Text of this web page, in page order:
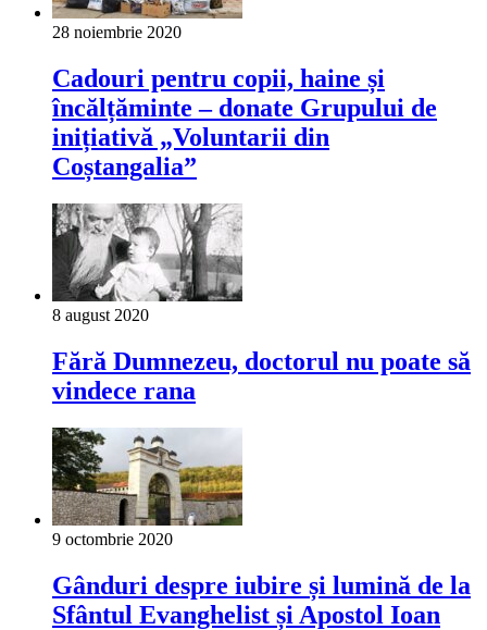
28 noiembrie 2020
Cadouri pentru copii, haine și
încălțăminte – donate Grupului de
inițiativă „Voluntarii din
Coștangalia”
8 august 2020
Fără Dumnezeu, doctorul nu poate să
vindece rana
9 octombrie 2020
Gânduri despre iubire și lumină de la
Sfântul Evanghelist și Apostol Ioan